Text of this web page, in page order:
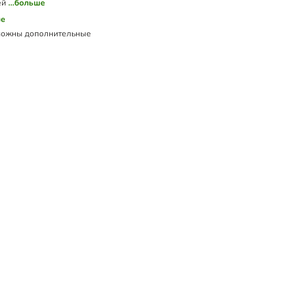
...больше
дополнительные